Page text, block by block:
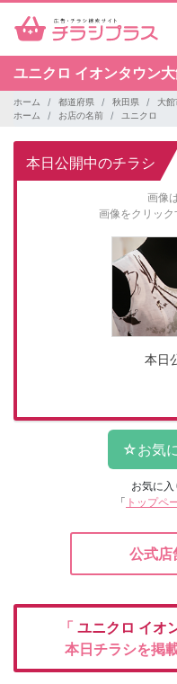
ユニクロ イオンタウン
ホーム 都道府県 秋田県
大館
ホーム
お店の名前 ユニクロ
本日公開中のチラシ
画像
画像をクリック
本日
お気に
「 トップペ
公式店
「 ユニクロ イオ
本日チラシを掲